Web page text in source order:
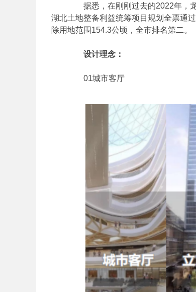
据悉，在刚刚过去的2022年，龙
湖北土地整备利益统筹项目规划全票通
除用地范围154.3公顷，全市排名第二。
设计理念：
01城市客厅